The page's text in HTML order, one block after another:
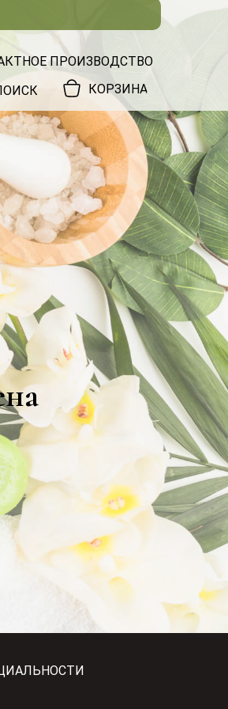
КОРЗИНА
ПРОИЗВОДСТВО